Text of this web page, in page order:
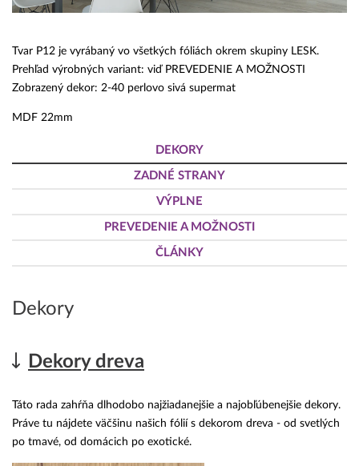
Tvar P12 je vyrábaný vo všetkých fóliách okrem skupiny LESK.
Prehľad výrobných variant: viď PREVEDENIE A MOŽNOSTI
Zobrazený dekor: 2-40 perlovo sivá supermat
MDF 22mm
DEKORY
ZADNÉ STRANY
VÝPLNE
PREVEDENIE A MOŽNOSTI
ČLÁNKY
Dekory
Dekory dreva
Táto rada zahŕňa dlhodobo najžiadanejšie a najobľúbenejšie dekory.
Práve tu nájdete väčšinu našich fólií s dekorom dreva - od svetlých
po tmavé, od domácich po exotické.